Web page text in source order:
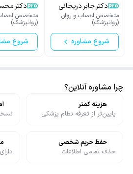
دکتر جابر دریجانی
متخصص اعصاب و روان
(روانپزشک)
شروع مشاوره
دکتر
متخصص
(روانپزشک)
شروع
چرا مشاوره آنلاین؟
هزینه کمتر
پایین‌تر از تعرفه نظام پزشکی
حفظ حریم شخصی
حذف تمامی اطلاعات